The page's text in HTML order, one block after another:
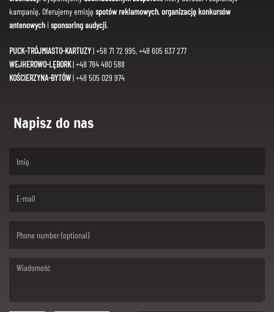
kampanię. Oferujemy emisję spotów reklamowych,organizację konkursów
antenowychi sponsoring audycji.
PUCK-TRÓJMIASTO-KARTUZY| +58 71 72 995, +48 605 637 277
WEJHEROWO-LĘBORK| +48 784 480 588
KOŚCIERZYNA-BYTÓW| +48 505 029 974
Napisz do nas